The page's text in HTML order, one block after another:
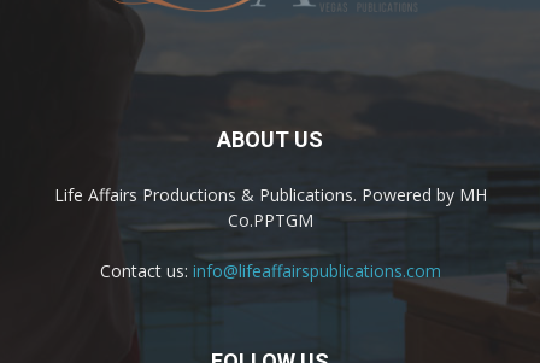
ABOUT US
Life Affairs Productions & Publications. Powered by MH
Co.PPTGM
Contact us: info@lifeaffairspublications.com